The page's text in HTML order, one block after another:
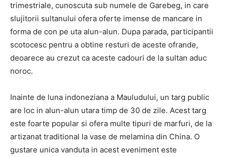
trimestriale, cunoscuta sub numele de Garebeg, in care
slujitorii sultanului ofera oferte imense de mancare in
forma de con pe uta alun-alun. Dupa parada, participantii
scotocesc pentru a obtine resturi de aceste ofrande,
deoarece au crezut ca aceste cadouri de la sultan aduc
noroc.
Inainte de luna indoneziana a Mauludului, un targ public
are loc in alun-alun utara timp de 30 de zile. Acest targ
este foarte popular si ofera multe tipuri de marfuri, de la
artizanat traditional la vase de melamina din China. O
gustare unica vanduta in acest eveniment este